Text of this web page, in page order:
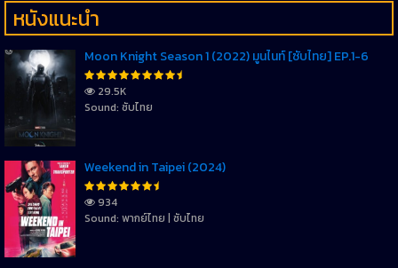
หนังแนะนำ
Moon Knight Season 1 (2022) มูนไนท์ [ซับไทย] EP.1-6
29.5K
Sound: ซับไทย
Weekend in Taipei (2024)
934
Sound: พากย์ไทย | ซับไทย